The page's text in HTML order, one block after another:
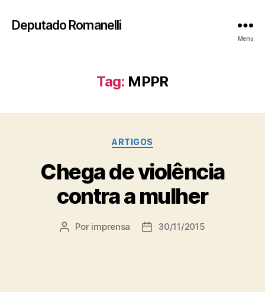
Deputado Romanelli
Menu
Tag: MPPR
Categorias
ARTIGOS
Chega de violência
contra a mulher
Autor
Por imprensa
Data30/11/2015